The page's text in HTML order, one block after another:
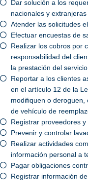
Dar solución a los
nacionales y
Atender las solicitudes
Efectuar encuestas de
Realizar los cobros por
responsabilidad del
la prestación del
Reportar a los clientes
en el artículo 12 de la
modifiquen o
de vehículo de
Registrar proveedores y
Prevenir y controlar
Realizar actividades
información personal a
Pagar obligaciones
Registrar información